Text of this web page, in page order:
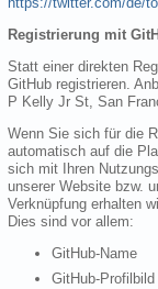
Registrierung mit
Statt einer direkten
GitHub registrieren.
P Kelly Jr St, San
Wenn Sie sich für die
automatisch auf die
sich mit Ihren
unserer Website bzw.
Verknüpfung erhalten
Dies sind vor allem:
GitHub-Name
GitHub-Profilbild